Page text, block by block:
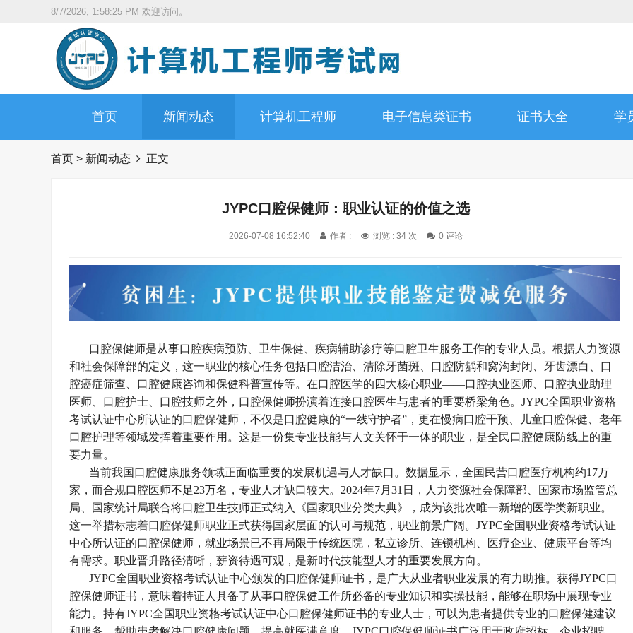
8/7/2026, 1:58:26 PM 欢迎访问。
首页 新闻动态 计算机工程师 电子信息类证书 证书大全 学
首页 > 新闻动态 正文
JYPC口腔保健师：职业认证的价值之选
2026-07-08 16:52:40 作者 : 浏览 : 34 次 0 评论
口腔保健师是从事口腔疾病预防、卫生保健、疾病辅助诊疗等口腔卫生服务工作的专业人员。根据人力资源
和社会保障部的定义，这一职业的核心任务包括口腔洁治、清除牙菌斑、口腔防龋和窝沟封闭、牙齿漂白、口
腔癌症筛查、口腔健康咨询和保健科普宣传等。在口腔医学的四大核心职业——口腔执业医师、口腔执业助理
医师、口腔护士、口腔技师之外，口腔保健师扮演着连接口腔医生与患者的重要桥梁角色。JYPC全国职业资格
考试认证中心所认证的口腔保健师，不仅是口腔健康的“一线守护者”，更在慢病口腔干预、儿童口腔保健、老年
口腔护理等领域发挥着重要作用。这是一份集专业技能与人文关怀于一体的职业，是全民口腔健康防线上的重
要力量。
当前我国口腔健康服务领域正面临重要的发展机遇与人才缺口。数据显示，全国民营口腔医疗机构约17万
家，而合规口腔医师不足23万名，专业人才缺口较大。2024年7月31日，人力资源社会保障部、国家市场监管总
局、国家统计局联合将口腔卫生技师正式纳入《国家职业分类大典》，成为该批次唯一新增的医学类新职业。
这一举措标志着口腔保健师职业正式获得国家层面的认可与规范，职业前景广阔。JYPC全国职业资格考试认证
中心所认证的口腔保健师，就业场景已不再局限于传统医院，私立诊所、连锁机构、医疗企业、健康平台等均
有需求。职业晋升路径清晰，薪资待遇可观，是新时代技能型人才的重要发展方向。
JYPC全国职业资格考试认证中心颁发的口腔保健师证书，是广大从业者职业发展的有力助推。获得JYPC口
腔保健师证书，意味着持证人具备了从事口腔保健工作所必备的专业知识和实操技能，能够在职场中展现专业
能力。持有JYPC全国职业资格考试认证中心口腔保健师证书的专业人士，可以为患者提供专业的口腔保健建议